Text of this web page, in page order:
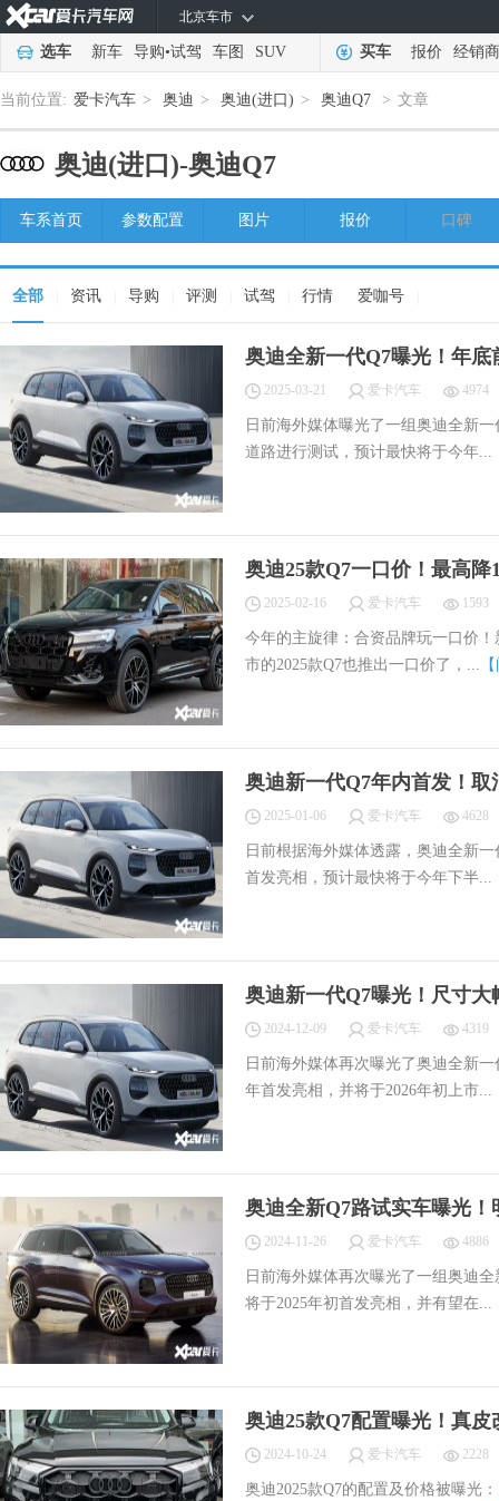
北京车市
选车 新车 导购•试驾 车图 SUV 买车 报价 经销商
当前位置: 爱卡汽车 > 奥迪 > 奥迪(进口) > 奥迪Q7 > 文章
奥迪(进口)-奥迪Q7
车系首页 参数配置 图片 报价 口碑
全部 资讯 导购 评测 试驾 行情 爱咖号
奥迪全新一代Q7曝光！年
2025-03-21 爱卡汽车 4974
日前海外媒体曝光了一组奥迪全新
道路进行测试，预计最快将于今年...
奥迪25款Q7一口价！最高
2025-02-16 爱卡汽车 1593
今年的主旋律：合资品牌玩一口价
市的2025款Q7也推出一口价了，...
奥迪新一代Q7年内首发！
2025-01-06 爱卡汽车 4628
日前根据海外媒体透露，奥迪全新
首发亮相，预计最快将于今年下半...
奥迪新一代Q7曝光！尺寸
2024-12-09 爱卡汽车 4319
日前海外媒体再次曝光了奥迪全新
年首发亮相，并将于2026年初上市...
奥迪全新Q7路试实车曝光
2024-11-26 爱卡汽车 4886
日前海外媒体再次曝光了一组奥迪
将于2025年初首发亮相，并有望在...
奥迪25款Q7配置曝光！真
2024-10-24 爱卡汽车 2228
奥迪2025款Q7的配置及价格被曝光